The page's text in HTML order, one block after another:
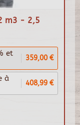
m3 - 2,5
et
359,00 €
à
408,99 €